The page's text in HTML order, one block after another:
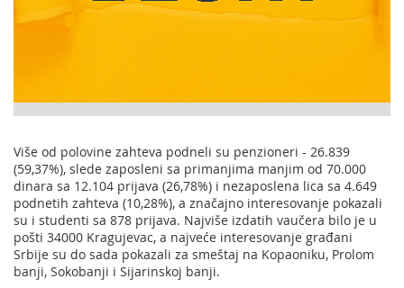
Više od polovine zahteva podneli su penzioneri - 26.839
(59,37%), slede zaposleni sa primanjima manjim od 70.000
dinara sa 12.104 prijava (26,78%) i nezaposlena lica sa 4.649
podnetih zahteva (10,28%), a značajno interesovanje pokazali
su i studenti sa 878 prijava. Najviše izdatih vaučera bilo je u
pošti 34000 Kragujevac, a najveće interesovanje građani
Srbije su do sada pokazali za smeštaj na Kopaoniku, Prolom
banji, Sokobanji i Sijarinskoj banji.